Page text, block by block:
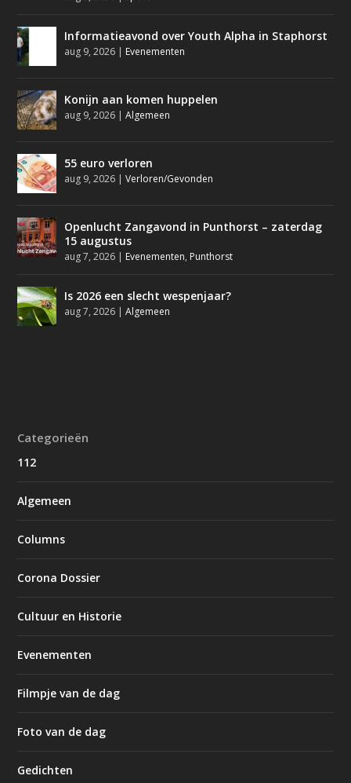
Informatieavond over Youth Alpha in Staphorst
aug 9, 2026 Evenementen
Konijn aan komen huppelen
aug 9, 2026 |Algemeen
55 euro verloren
aug 9, 2026 |Verloren/Gevonden
Openlucht Zangavond in Punthorst – zaterdag
15 augustus
aug 7, 2026 Evenementen, Punthorst
Is 2026 een slecht wespenjaar?
aug 7, 2026 |Algemeen
Categorieën
112
Algemeen
Columns
Corona Dossier
Cultuur en Historie
Evenementen
Filmpje van de dag
Foto van de dag
Gedichten